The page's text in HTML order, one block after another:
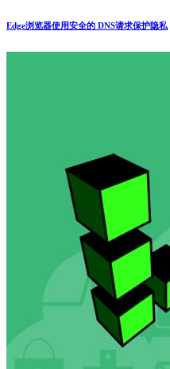
Edge浏览器使用安全的 DNS请求保护隐私